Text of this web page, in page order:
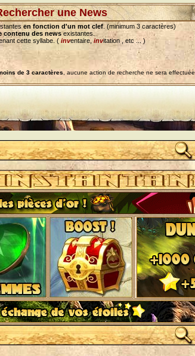
une News
en fonction d'un mot clef. (minimum 3 caractères)
contenu des news existantes.
cette syllabe. ( inventaire, invitation , etc ... )
de 3 caractères , aucune action de recherche ne sera effectuée.